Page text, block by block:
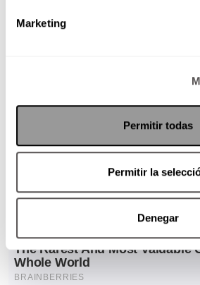
Marketing
Permitir todas
Permitir la
Denegar